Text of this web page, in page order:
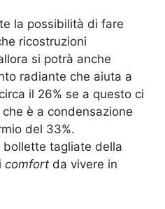
la possibilità di fare
ricostruzioni
si potrà anche
radiante che aiuta a
il 26% se a questo ci
è a condensazione
del 33%.
tagliate della
comfort da vivere in